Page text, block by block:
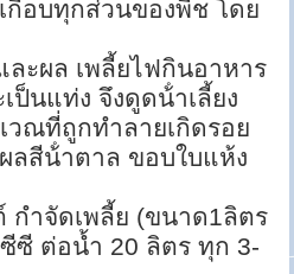
กือบทุกส่วนของพืช โดย
ะผล เพลี้ยไฟกินอาหาร
นแท่ง จึงดูดน้ําเลี้ยง
วณที่ถูกทําลายเกิดรอย
ลสีน้ําตาล ขอบใบแห้ง
กำจัดเพลี้ย (ขนาด1ลิตร
ซี ต่อน้ำ 20 ลิตร ทุก 3-